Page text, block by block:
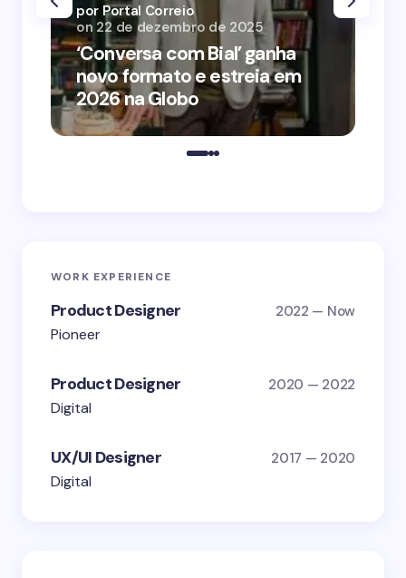
‘Conversa com Bial’ ganha
novo formato e estreia em
2026 na Globo
por Portal Correio
on 22 de dezembro de 2025
WORK EXPERIENCE
Product Designer 2022 — Now
Pioneer
Product Designer 2020 — 2022
Digital
UX/UI Designer 2017 — 2020
Digital